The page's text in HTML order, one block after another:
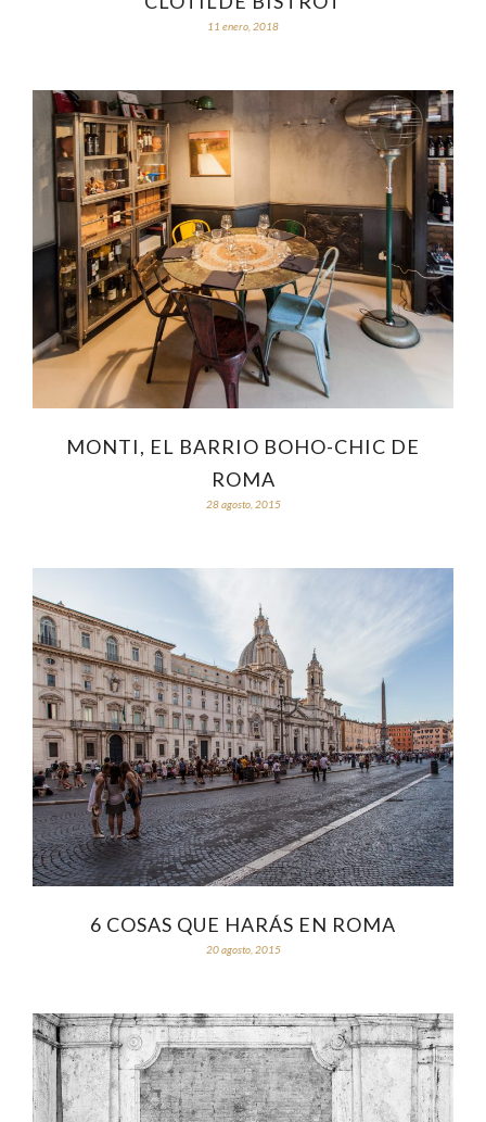
11 enero, 2018
MONTI, EL BARRIO BOHO-CHIC DE
ROMA
28 agosto, 2015
6 COSAS QUE HARÁS EN ROMA
20 agosto, 2015